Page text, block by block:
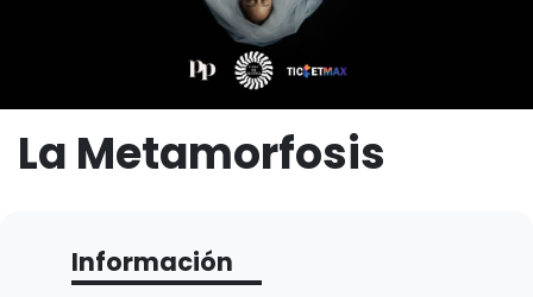
La Metamorfosis
Información